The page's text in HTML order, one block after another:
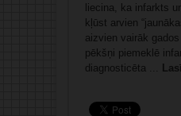
liecina, ka infarkts
kļūst arvien
aizvien vairāk
pēkšņi piemeklē
diagnosticēta ...